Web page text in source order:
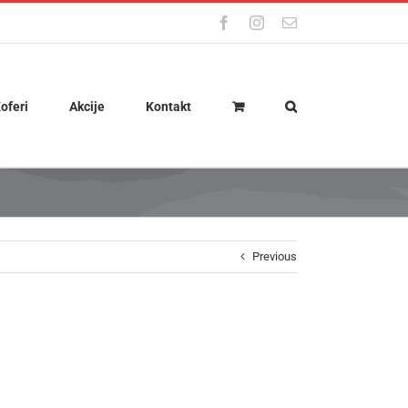
FacebookInstagram
Email
Akcije Kontakt
Previous